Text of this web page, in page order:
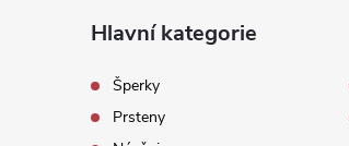
Hlavní kategorie
Šperky
Prsteny